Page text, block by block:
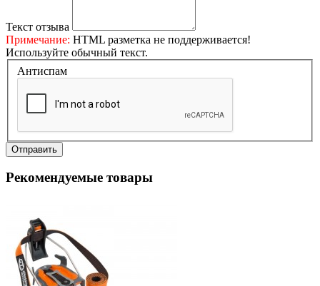
Текст отзыва
Примечание: HTML разметка не поддерживается!
Используйте обычный текст.
Антиспам
Отправить
Рекомендуемые товары